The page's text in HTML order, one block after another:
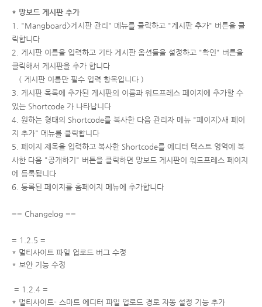
* 망보드 게시판 추가
1. "Mangboard>게시판 관리" 메뉴를 클릭하고 "게시판 추가" 버튼을 클
릭합니다
2. 게시판 이름을 입력하고 기타 게시판 옵션들을 설정하고 "확인" 버튼을
클릭해서 게시판을 추가 합니다
( 게시판 이름만 필수 입력 항목입니다 )
3. 게시판 목록에 추가된 게시판의 이름과 워드프레스 페이지에 추가할 수
있는 Shortcode 가 나타납니다
4. 원하는 형태의 Shortcode를 복사한 다음 관리자 메뉴 "페이지>새 페이
지 추가" 메뉴를 클릭합니다
5. 페이지 제목을 입력하고 복사한 Shortcode를 에디터 텍스트 영역에 복
사한 다음 "공개하기" 버튼을 클릭하면 망보드 게시판이 워드프레스 페이지
에 등록됩니다
6. 등록된 페이지를 홈페이지 메뉴에 추가합니다
== Changelog ==
= 1.2.5 =
* 멀티사이트 파일 업로드 버그 수정
* 보안 기능 수정
= 1.2.4 =
* 멀티사이트- 스마트 에디터 파일 업로드 경로 자동 설정 기능 추가